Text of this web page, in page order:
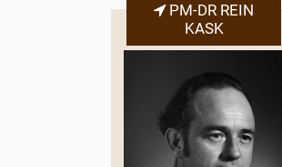
PM-DR REIN
KASK